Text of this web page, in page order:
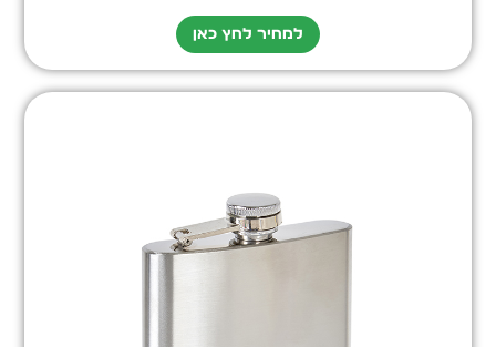
למחיר לחץ כאן